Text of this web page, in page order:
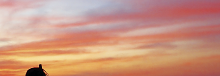
Bares
Eventos
Tour
360°